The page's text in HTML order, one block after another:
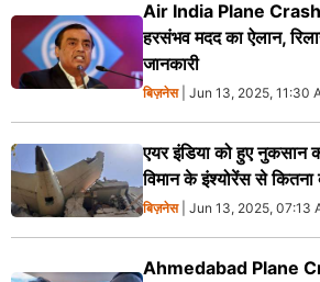
Air India Plane Crash:
हरसंभव मदद का ऐलान,
जानकारी
बिज़नेस| Jun 13, 2025, 11:30
एयर इंडिया को हुए नुकसान
विमान के इंश्योरेंस से
बिज़नेस| Jun 13, 2025, 07:13
Ahmedabad Plane